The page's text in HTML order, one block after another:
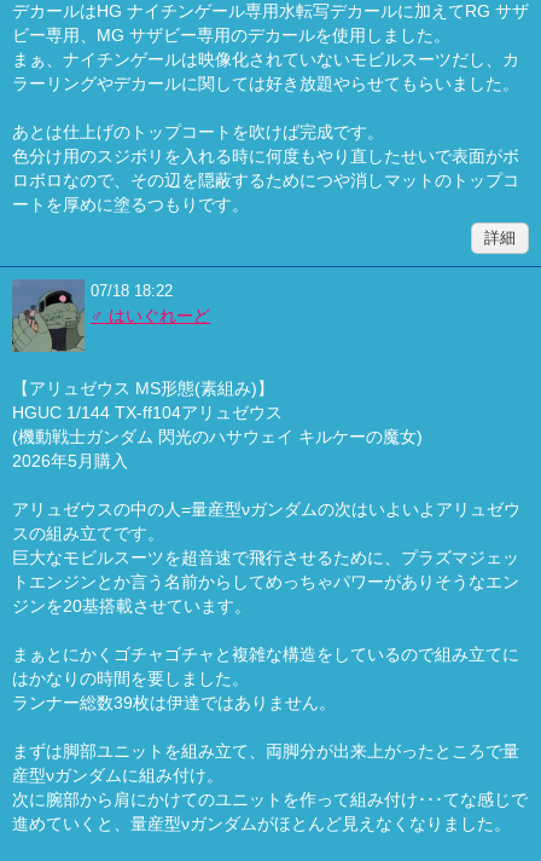
デカールはHG ナイチンゲール専用水転写デカールに加えてRG サザ
ビー専用、MG サザビー専用のデカールを使用しました。
まぁ、ナイチンゲールは映像化されていないモビルスーツだし、カ
ラーリングやデカールに関しては好き放題やらせてもらいました。
あとは仕上げのトップコートを吹けば完成です。
色分け用のスジボリを入れる時に何度もやり直したせいで表面がボ
ロボロなので、その辺を隠蔽するためにつや消しマットのトップコ
ートを厚めに塗るつもりです。
詳細
07/18 18:22
♂ はいぐれーど
【アリュゼウス MS形態(素組み)】
HGUC 1/144 TX-ff104アリュゼウス
(機動戦士ガンダム 閃光のハサウェイ キルケーの魔女)
2026年5月購入
アリュゼウスの中の人=量産型νガンダムの次はいよいよアリュゼウ
スの組み立てです。
巨大なモビルスーツを超音速で飛行させるために、プラズマジェッ
トエンジンとか言う名前からしてめっちゃパワーがありそうなエン
ジンを20基搭載させています。
まぁとにかくゴチャゴチャと複雑な構造をしているので組み立てに
はかなりの時間を要しました。
ランナー総数39枚は伊達ではありません。
まずは脚部ユニットを組み立て、両脚分が出来上がったところで量
産型νガンダムに組み付け。
次に腕部から肩にかけてのユニットを作って組み付け･･･てな感じで
進めていくと、量産型νガンダムがほとんど見えなくなりました。